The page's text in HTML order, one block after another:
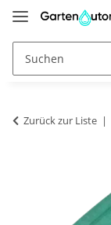
Zurück zur Liste